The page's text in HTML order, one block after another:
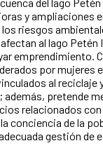
y ampliaciones
riesgos
al lago Petén
emprendimiento.
por mujeres
al reciclaje
además, pretende
relacionados
conciencia de la
gestión de